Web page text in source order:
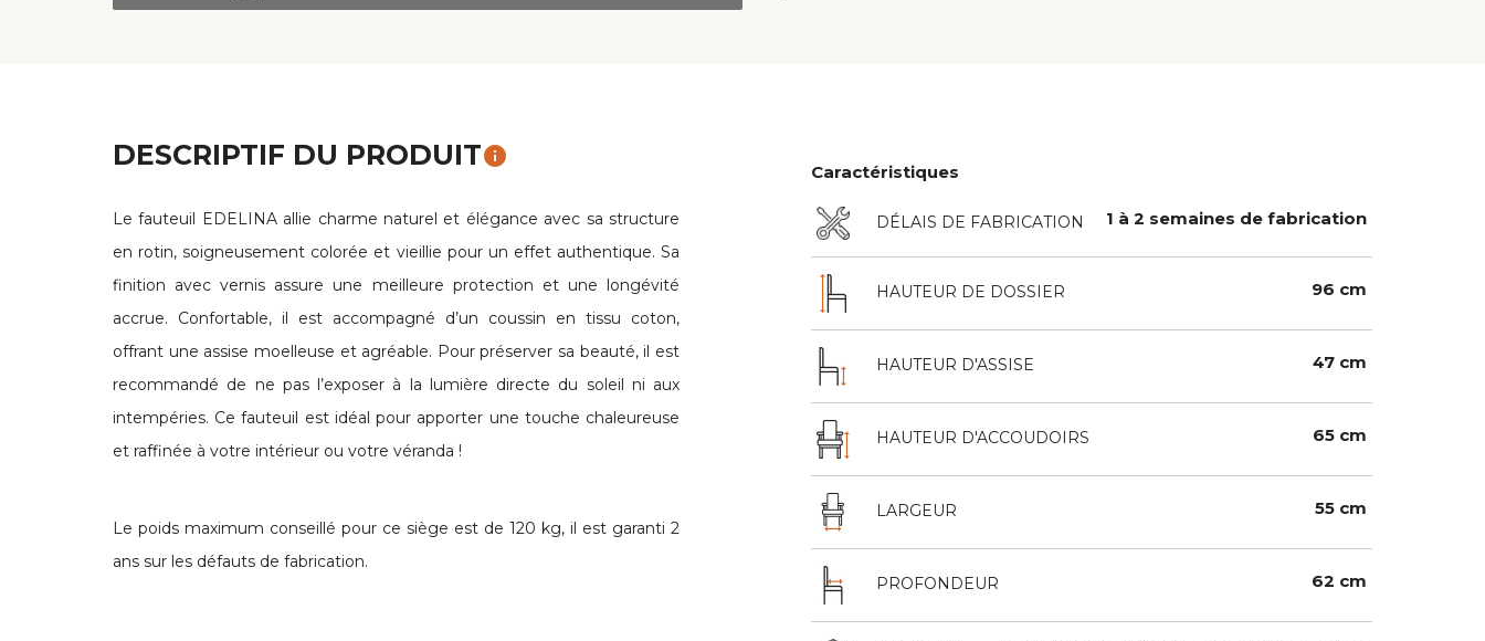
DESCRIPTIF DU PRODUITinfo
Le fauteuil EDELINA allie charme naturel et élégance avec sa structure
en rotin, soigneusement colorée et vieillie pour un effet authentique. Sa
finition avec vernis assure une meilleure protection et une longévité
accrue. Confortable, il est accompagné d’un coussin en tissu coton,
offrant une assise moelleuse et agréable. Pour préserver sa beauté, il est
recommandé de ne pas l’exposer à la lumière directe du soleil ni aux
intempéries. Ce fauteuil est idéal pour apporter une touche chaleureuse
et raffinée à votre intérieur ou votre véranda !
Le poids maximum conseillé pour ce siège est de 120 kg, il est garanti 2
ans sur les défauts de fabrication.
Caractéristiques
DÉLAIS DE FABRICATION 1 à 2 semaines de fabrication
HAUTEUR DE DOSSIER 96 cm
HAUTEUR D'ASSISE 47 cm
HAUTEUR D'ACCOUDOIRS 65 cm
LARGEUR 55 cm
PROFONDEUR 62 cm